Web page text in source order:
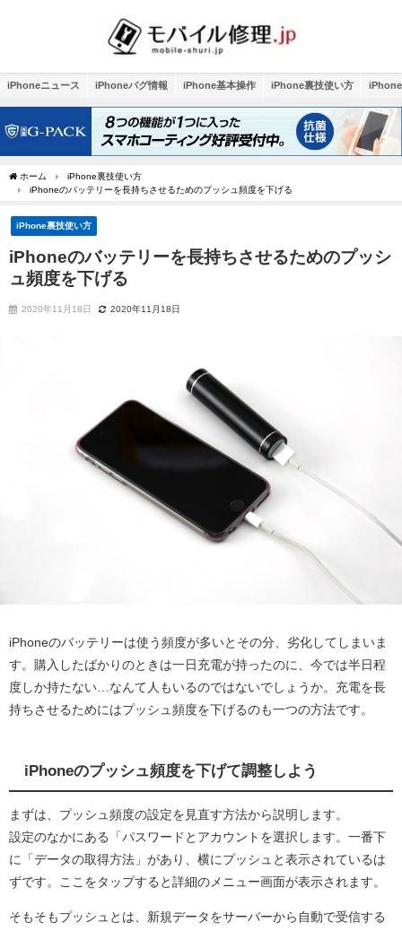
iPhoneニュース iPhoneバグ情報 iPhone基本操作 iPhone裏技使い方
ホーム
iPhone裏技使い方
iPhoneのバッテリーを長持ちさせるためのプッシュ頻度を下げる
iPhone裏技使い方
iPhoneのバッテリーを長持ちさせるためのプッシ
ュ頻度を下げる
2020年11月18日 2020年11月18日
iPhoneのバッテリーは使う頻度が多いとその分、劣化してしまいま
す。購入したばかりのときは一日充電が持ったのに、今では半日程
度しか持たない…なんて人もいるのではないでしょうか。充電を長
持ちさせるためにはプッシュ頻度を下げるのも一つの方法です。
iPhoneのプッシュ頻度を下げて調整しよう
まずは、プッシュ頻度の設定を見直す方法から説明します。
設定のなかにある「パスワードとアカウントを選択します。一番下
に「データの取得方法」があり、横にプッシュと表示されているは
ずです。ここをタップすると詳細のメニュー画面が表示されます。
そもそもプッシュとは、新規データをサーバーから自動で受信する